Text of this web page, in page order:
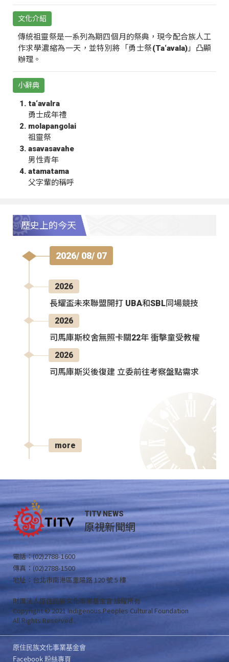
文化介紹
傳統祖靈祭是一系列為期四個月的祭典，現今配合族人工
作求學濃縮為一天，並特別將「勇士祭(Ta‘avala)」凸顯
辦理。
小辭典
ta‘avalra
勇士成年禮
molapangolai
祖靈祭
asavasavahe
男性青年
atamatama
父字輩的稱呼
歷史上的今天
2026/ 08/ 07
2026
長耀盃未來聯盟開打 UBA和SBL同場競技
2026
司馬庫斯校舍無照卡關22年 衝擊童受教權
2026
司馬庫斯災後復建 立委前往考察盤點需求
more
TITV NEWS
原視新聞網
電話：(02)2788-1600
傳真：(02)2788-1500
地址：台北市南港區重陽路 120 號 5 樓
財團法人原住民族文化事業基金會 版權所有
Copyright © 2021 Indigenous Peoples Cultural Foundation
All Rights Reserved .
原住民族文化事業基金會
Facebook 粉絲專頁